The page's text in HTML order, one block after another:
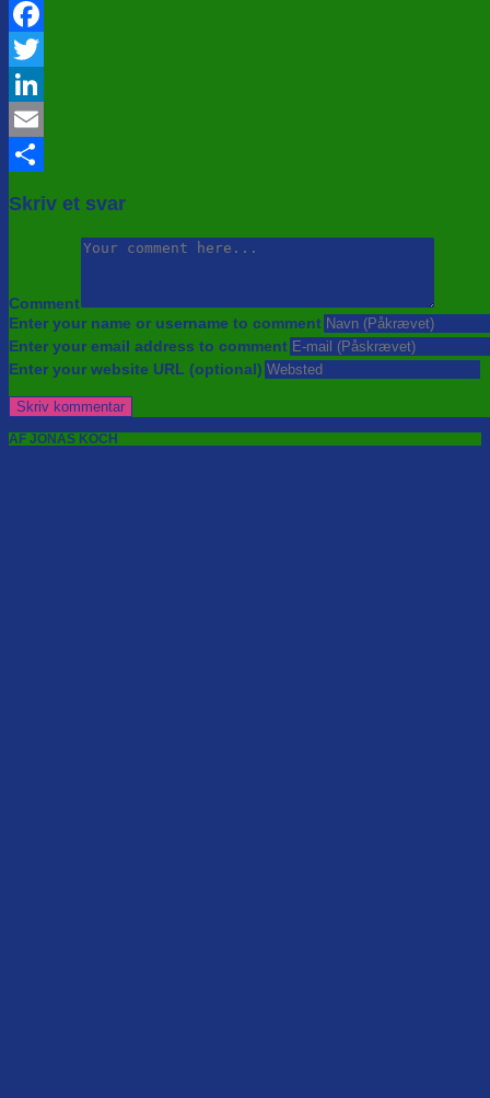
Facebook
Twitter
LinkedIn
Email
Skriv et svar
Comment
Enter your name or username to comment
Enter your email address to comment
Enter your website URL (optional)
AF JONAS KOCH